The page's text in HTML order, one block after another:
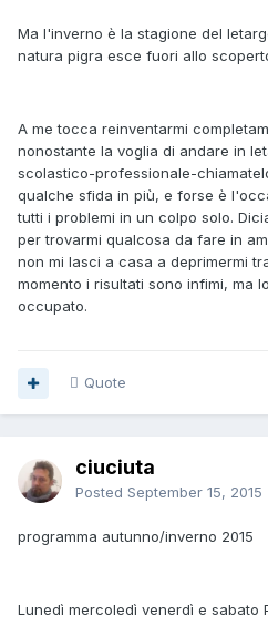
Ma l'inverno è la stagione del
natura pigra esce fuori allo
A me tocca reinventarmi
nonostante la voglia di andare in
scolastico-professionale-
qualche sfida in più, e forse è
tutti i problemi in un colpo solo.
per trovarmi qualcosa da fare in
non mi lasci a casa a deprimermi
momento i risultati sono infimi, ma
occupato.
Quote
ciuciuta
Posted September 15, 2015
programma autunno/inverno 2015
Lunedì mercoledì venerdì e sabato